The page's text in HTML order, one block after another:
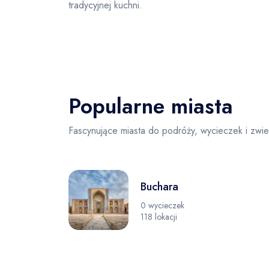
tradycyjnej kuchni.
Popularne miasta
Fascynujące miasta do podróży, wycieczek i
Buchara
0 wycieczek
118 lokacji